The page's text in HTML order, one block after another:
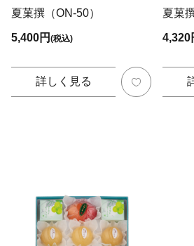
夏菓撰（ON-50）
5,400円(税込)
詳しく見る
夏菓
4,320